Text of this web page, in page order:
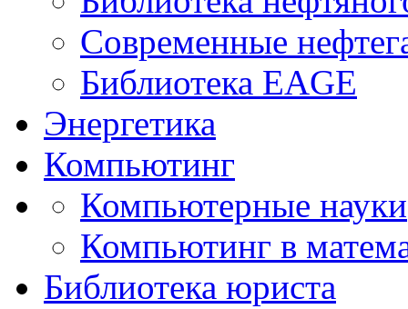
Современные
Библиотека EAGE
Энергетика
Компьютинг
Компьютерные науки
Компьютинг в
Библиотека юриста